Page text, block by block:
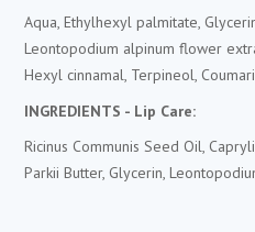
Aqua, Ethylhexyl palmitate,
Leontopodium alpinum flower
Hexyl cinnamal, Terpineol,
INGREDIENTS - Lip Care:
Ricinus Communis Seed Oil,
Parkii Butter, Glycerin,